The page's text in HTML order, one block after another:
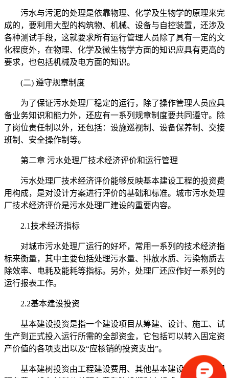
污水与污泥的处理是依靠物理、化学及生物学的原理来完
成的，要利用大型的构筑物、机械、设备与自控装置，还涉及
各种测试手段，这就要求所有运行管理人员除了具有一定的文
化程度外，在物理、化学及微生物学方面的知识应具有更高的
要求，也包括机械及电方面的知识。
(二) 遵守规章制度
为了保证污水处理厂稳定的运行，除了操作管理人员应具
备业务知识和能力外，还应有一系列规章制度要共同遵守。除
了岗位责任制以外，还包括：设施巡视制、设备保养制、交接
班制、安全操作制等。
第二章 污水处理厂技术经济评价和运行管理
污水处理厂技术经济评价能够反映基本建设工程的投资费
用构成，是对设计方案进行评价的基础和标准。城市污水处理
厂技术经济评价是污水处理厂建设的重要内容。
2.1技术经济指标
对城市污水处理厂运行的好坏，常用一系列的技术经济指
标来衡量，其中主要包括处理污水量、排放水质、污染物质去
除效率、电耗及能耗等指标。另外，处理厂还应作好一系列的
运行报表工作。
2.2基本建设投资
基本建设投资是指一个建设项目从筹建、设计、施工、试
生产到正式投入运行所需的全部资金，它包括可以转入固定资
产价值的各项支出以及“应核销的投资支出”。
基本建树投资由工程建设费用、其他基本建设费用、工程